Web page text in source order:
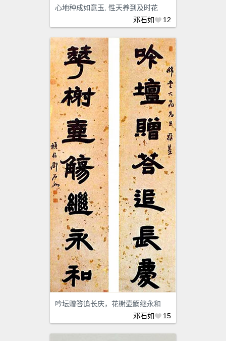
心地种成如意玉, 性天养到及时花
邓石如
12
吟坛赠答追长庆，花榭壶觞继永和
邓石如
15